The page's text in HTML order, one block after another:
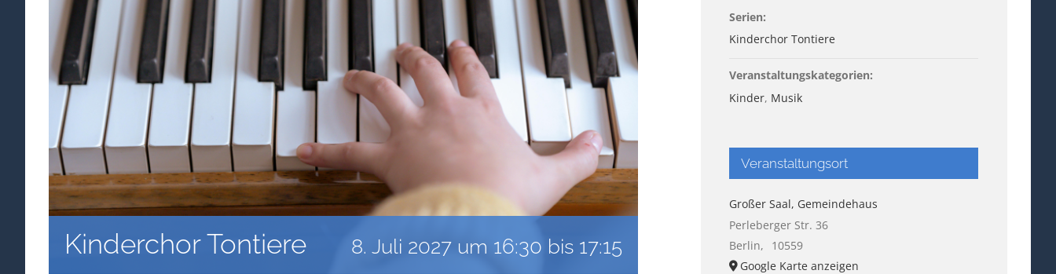
Kinderchor Tontiere 8. Juli 2027 um 16:30 bis 17:15
Serien:
Kinderchor Tontiere
Veranstaltungskategorien:
Kinder, Musik
Veranstaltungsort
Großer Saal, Gemeindehaus
Perleberger Str. 36
Berlin,
10559
Google Karte anzeigen